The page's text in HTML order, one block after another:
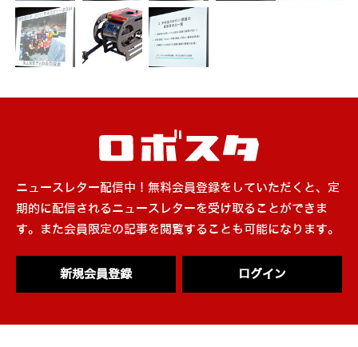
ニュースレター配信中！無料会員登録をしていただくと、定
期的に配信されるニュースレターを受け取ることができま
す。また会員限定の記事を閲覧することも可能になります。
新規会員登録 ログイン